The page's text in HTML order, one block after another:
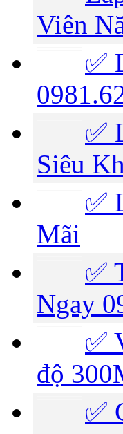
Viên
✅
✅
Siêu
✅
Mãi
✅
Ngay
✅
độ
✅